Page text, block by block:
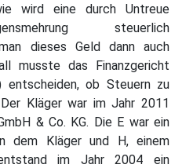
wird eine durch Untreue
steuerlich
dieses Geld dann auch
musste das Finanzgericht
entscheiden, ob Steuern zu
Kläger war im Jahr 2011
& Co. KG. Die E war ein
dem Kläger und H, einem
im Jahr 2004 ein